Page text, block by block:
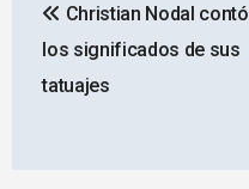
de
entradas
Christian Nodal contó
los significados de sus
tatuajes